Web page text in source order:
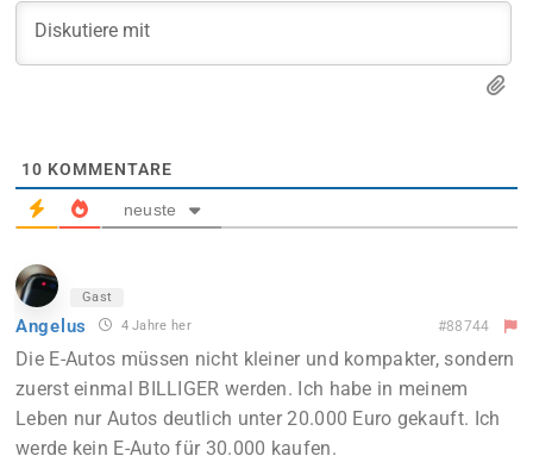
10 KOMMENTARE
neuste
Gast
Angelus 4 Jahre her #88744
Die E-Autos müssen nicht kleiner und kompakter, sondern
zuerst einmal BILLIGER werden. Ich habe in meinem
Leben nur Autos deutlich unter 20.000 Euro gekauft. Ich
werde kein E-Auto für 30.000 kaufen.